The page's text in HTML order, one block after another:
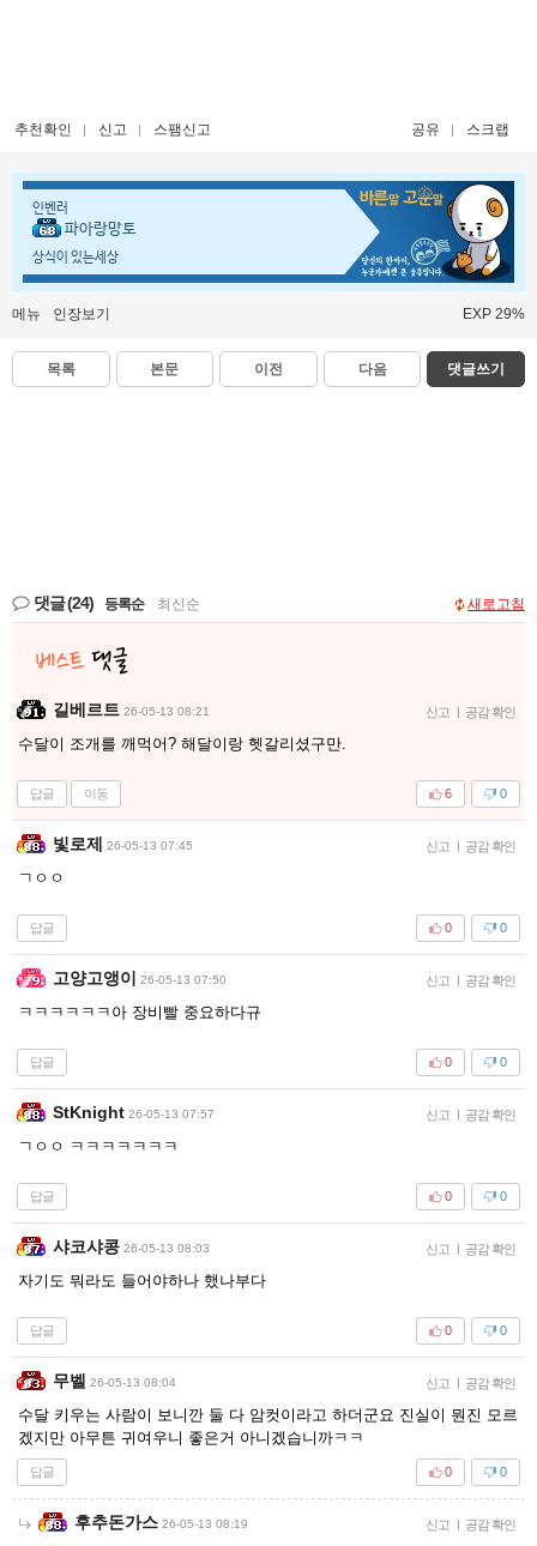
추천확인 신고 스팸신고 공유 스크랩
인벤러
파아랑망토
상식이 있는세상
메뉴 인장보기 EXP 29%
목록 본문 이전 다음 댓글쓰기
댓글(24) 등록순 최신순 새로고침
길베르트 26-05-13 08:21 신고 | 공감 확인
수달이 조개를 깨먹어? 해달이랑 헷갈리셨구만.
답글 이동 0
6
빛로제 26-05-13 07:45 신고 | 공감 확인
ㄱㅇㅇ
답글 0
0
고양고앵이 26-05-13 07:50 신고 | 공감 확인
ㅋㅋㅋㅋㅋㅋ아 장비빨 중요하다규
답글 0
0
StKnight 26-05-13 07:57 신고 | 공감 확인
ㄱㅇㅇ ㅋㅋㅋㅋㅋㅋㅋ
답글 0
0
샤코샤콩 26-05-13 08:03 신고 | 공감 확인
자기도 뭐라도 들어야하나 했나부다
답글 0
0
무벨 26-05-13 08:04 신고 | 공감 확인
수달 키우는 사람이 보니깐 둘 다 암컷이라고 하더군요 진실이 뭔진 모르
겠지만 아무튼 귀여우니 좋은거 아니겠습니까ㅋㅋ
답글 0
0
후추돈가스 26-05-13 08:19 신고 | 공감 확인